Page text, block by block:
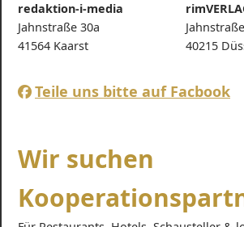
redaktion-i-media
Jahnstraße 30a
41564 Kaarst
40215
Teile uns bitte auf Facbook
Wir suchen